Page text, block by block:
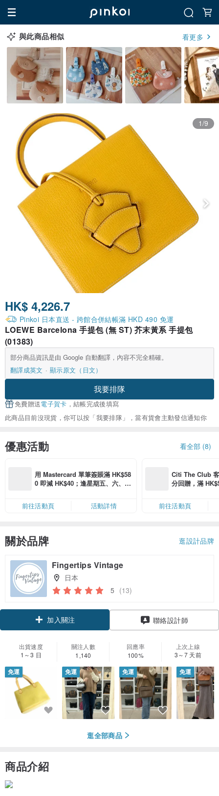
與此商品相似 看更多
1/9
HK$ 4,226.7
Pinkoi 日本直送 - 跨館合併結帳滿 HKD 490 免運
LOEWE Barcelona 手提包 (無 ST) 芥末黃系 手提包
(01383)
部分商品資訊是由 Google 自動翻譯，內容不完全精確。
翻譯成英文
顯示原文（日文）
我要排隊
免費贈送電子賀卡 ，結帳完成後填寫
此商品目前沒現貨，你可以按「我要排隊」，當有貨會主動發信通知你
優惠活動 看全部 (8)
用 Mastercard 單筆簽賬滿 HK$58
0 即減 HK$40；逢星期五、六、日
限，額滿即止，僅限「常用信用
卡」結帳）
前往活動頁 活動詳情
Citi The Club
分回贈，滿
前往活動頁
關於品牌 逛設計品牌
Fingertips Vintage
日本
5 (13)
加入關注 聯絡設計師
出貨速度
1～3 日
關注人數
1,140
回應率
100%
上次上線
3～7 天前
免運 免運 免運 免運
逛全部商品
商品介紹